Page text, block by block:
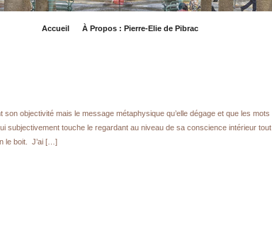
Accueil À Propos : Pierre-Elie de Pibrac
objectivité mais le message métaphysique qu’elle dégage et que les mots
subjectivement touche le regardant au niveau de sa conscience intérieur tout
le boit. J’ai […]